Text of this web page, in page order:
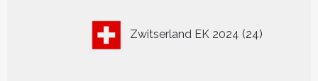
Zwitserland EK 2024 24
producten